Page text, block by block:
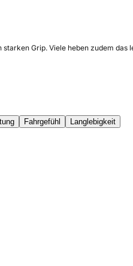
Grip. Viele heben zudem
Fahrgefühl
Langlebigkeit